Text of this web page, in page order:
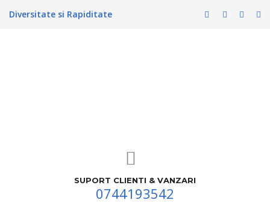
Diversitate si Rapiditate
SUPORT CLIENTI & VANZARI
0744193542